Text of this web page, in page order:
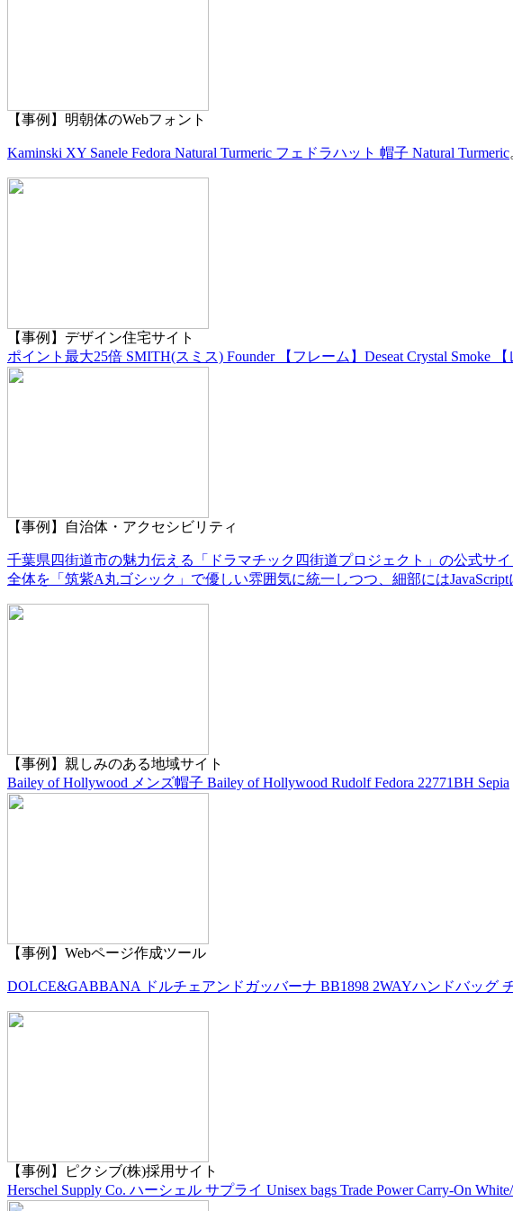
【事例】明朝体のWebフォント
Kaminski XY Sanele Fedora Natural Turmeric フェドラハット 帽子 Natural Turmeric
【事例】デザイン住宅サイト
ポイント最大25倍 SMITH(スミス) Founder 【フレーム】Deseat Crystal Smoke
【事例】自治体・アクセシビリティ
千葉県四街道市の魅力伝える「ドラマチック四街道プロジェクト」の公式サイ
全体を「筑紫A丸ゴシック」で優しい雰囲気に統一しつつ、細部にはJavaScript
【事例】親しみのある地域サイト
Bailey of Hollywood メンズ帽子 Bailey of Hollywood Rudolf Fedora 22771BH Sepia
【事例】Webページ作成ツール
DOLCE&GABBANA ドルチェアンドガッバーナ BB1898 2WAYハンドバッグ
【事例】ピクシブ(株)採用サイト
Herschel Supply Co. ハーシェル サプライ Unisex bags Trade Power Carry-On